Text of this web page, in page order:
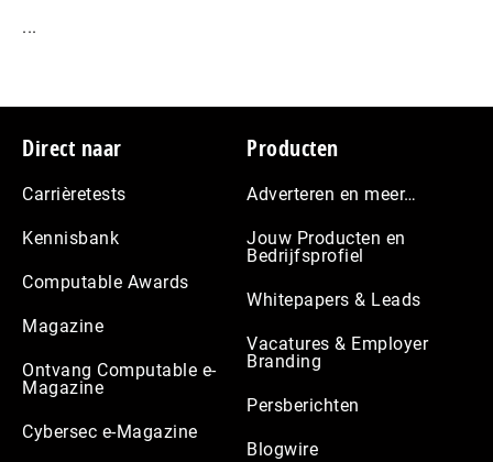
...
Footer
Direct naar
Carrièretests
Kennisbank
Computable Awards
Magazine
Ontvang Computable e-
Magazine
Cybersec e-Magazine
Producten
Adverteren en meer…
Jouw Producten en
Bedrijfsprofiel
Whitepapers & Leads
Vacatures & Employer
Branding
Persberichten
Blogwire